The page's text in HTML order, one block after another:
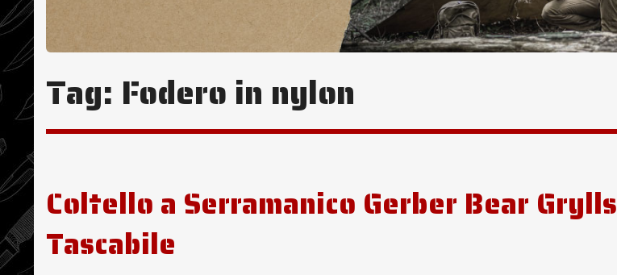
Tag: Fodero in nylon
Coltello a Serramanico Gerber Bear Grylls
Tascabile